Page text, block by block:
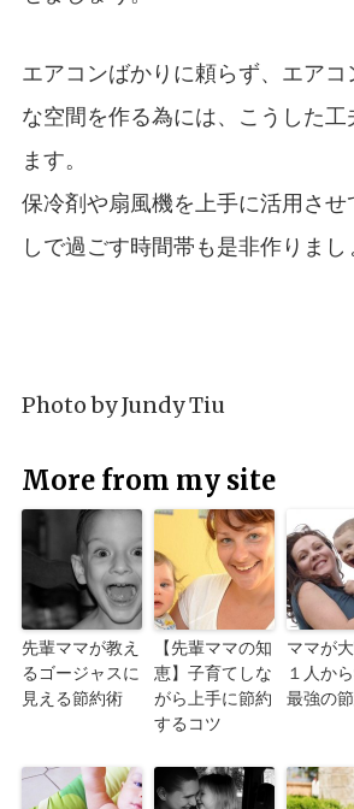
エアコンばかりに頼らず、エアコ
な空間を作る為には、こうした工
ます。
保冷剤や扇風機を上手に活用さ
しで過ごす時間帯も是非作りまし
Photo byJundy Tiu
More from my site
先輩ママが教え
るゴージャスに
見える節約術
【先輩ママの知
恵】子育てしな
がら上手に節約
するコツ
ママが
１人か
最強の